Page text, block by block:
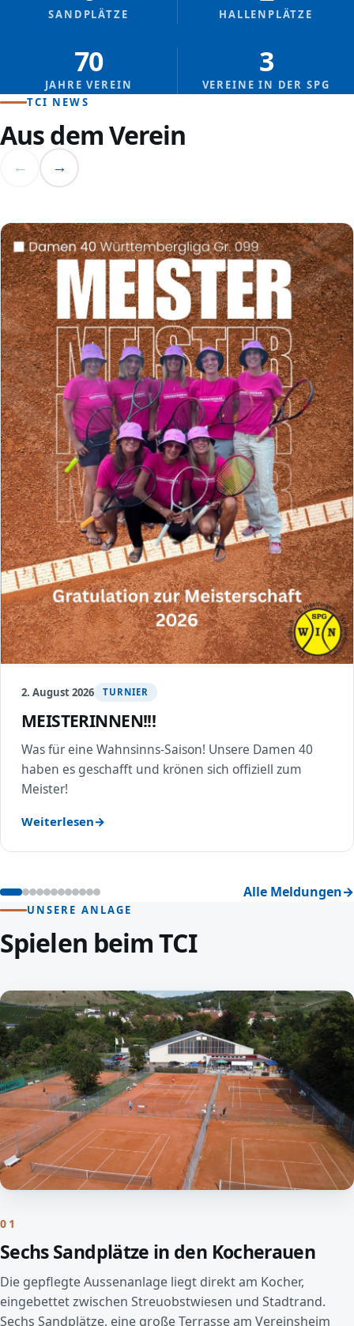
SANDPLÄTZE HALLENPLÄTZE
70
JAHRE VEREIN
3
VEREINE IN DER SPG
TCI NEWS
Aus dem Verein
← →
2. August 2026 TURNIER
MEISTERINNEN!!!
Was für eine Wahnsinns-Saison! Unsere Damen 40
haben es geschafft und krönen sich offiziell zum
Meister!
Weiterlesen
Alle Meldungen
UNSERE ANLAGE
Spielen beim TCI
01
Sechs Sandplätze in den Kocherauen
Die gepflegte Aussenanlage liegt direkt am Kocher,
eingebettet zwischen Streuobstwiesen und Stadtrand.
Sechs Sandplätze, eine große Terrasse am Vereinsheim